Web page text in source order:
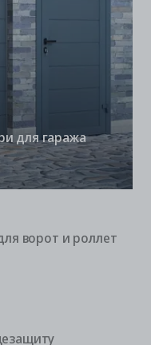
для гаража
ворот и роллет